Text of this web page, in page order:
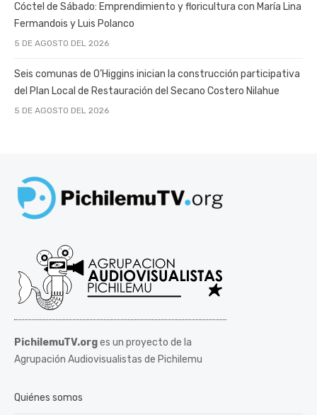
Cóctel de Sábado: Emprendimiento y floricultura con María Lina
Fermandois y Luis Polanco
5 DE AGOSTO DEL 2026
Seis comunas de O’Higgins inician la construcción participativa
del Plan Local de Restauración del Secano Costero Nilahue
5 DE AGOSTO DEL 2026
PichilemuTV.orges un proyecto de la
Agrupación Audiovisualistas de Pichilemu
Quiénes somos